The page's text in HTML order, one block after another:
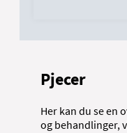
Pjecer
Her kan du se en
og behandlinger,